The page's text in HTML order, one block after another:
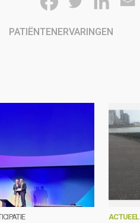
PATIËNTENERVARINGEN
ACTUEEL